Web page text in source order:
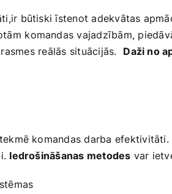
būtiski‌ īstenot adekvātas
komandas vajadzībām,
reālās situācijās.
Daži no
komandas ​darba
Iedrošināšanas metodes ​var‌